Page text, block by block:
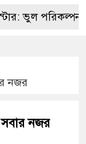
থেকে
নজর
সবার নজর